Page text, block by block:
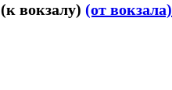
(к вокзалу) (от вокзала)